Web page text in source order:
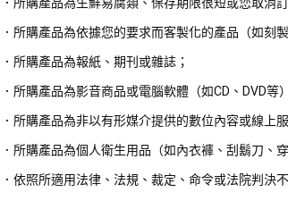
．所購產品為依據您的要求而客製化的產品（如刻
．所購產品為報紙、期刊或雜誌；
．所購產品為影音商品或電腦軟體（如CD、DVD等
．所購產品為非以有形媒介提供的數位內容或線
．所購產品為個人衛生用品（如內衣褲、刮鬍刀、
．依照所適用法律、法規、裁定、命令或法院判決